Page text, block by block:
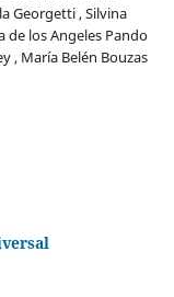
Georgetti , Silvina
de los Angeles Pando
, María Belén Bouzas